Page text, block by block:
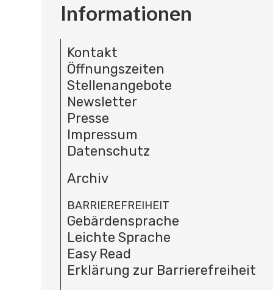
Informationen
Kontakt
Öffnungszeiten
Stellenangebote
Newsletter
Presse
Impressum
Datenschutz
Archiv
BARRIEREFREIHEIT
Gebärdensprache
Leichte Sprache
Easy Read
Erklärung zur Barrierefreiheit